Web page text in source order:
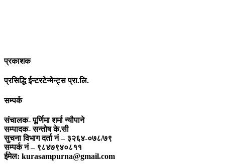
प्रकाशक
प्रसिद्धि ईन्टरटेन्मेन्ट्स प्रा.लि.
सम्पर्क
संचालक- पूर्णिमा शर्मा न्यौपाने
सम्पादक- सन्तोष के.सी
सुचना विभाग दर्ता नं – ३२६४-०७८/७९
सम्पर्क नं – ९८४७९४०८११
ईमेल: kurasampurna@gmail.com